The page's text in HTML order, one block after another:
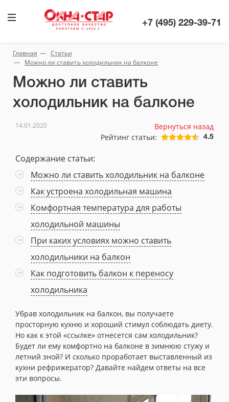
+7 (495) 229-39-71
Главная
Статьи
Можно ли ставить холодильник на балконе
Можно ли ставить
холодильник на балконе
14.01.2020
Рейтинг статьи: 4.5
Вернуться назад
Содержание статьи:
Можно ли ставить холодильник на балконе
Как устроена холодильная машина
Комфортная температура для работы
холодильной машины
При каких условиях можно ставить
холодильники на балкон
Как подготовить балкон к переносу
холодильника
Убрав холодильник на балкон, вы получаете
просторную кухню и хороший стимул соблюдать диету.
Но как к этой «ссылке» отнесется сам холодильник?
Будет ли ему комфортно на балконе в зимнюю стужу и
летний зной? И сколько проработает выставленный из
кухни рефрижератор? Давайте найдем ответы на все
эти вопросы.